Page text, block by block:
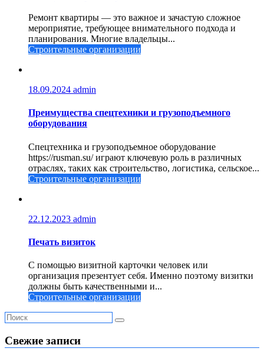
Ремонт квартиры — это важное и зачастую сложное
мероприятие, требующее внимательного подхода и
планирования. Многие владельцы...
Строительные организации
18.09.2024 admin
Преимущества спецтехники и грузоподъемного
оборудования
Спецтехника и грузоподъемное оборудование
https://rusman.su/ играют ключевую роль в различных
отраслях, таких как строительство, логистика, сельское...
Строительные организации
22.12.2023 admin
Печать визиток
С помощью визитной карточки человек или
организация презентует себя. Именно поэтому визитки
должны быть качественными и...
Строительные организации
Свежие записи